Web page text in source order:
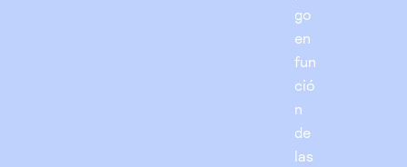
go
en
fun
ció
n
de
las